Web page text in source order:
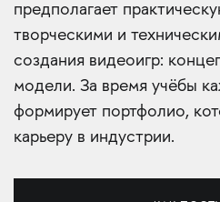
предполагает
творческими и
создания видеоигр:
модели. За время учёбы
формирует портфолио,
карьеру в индустрии.